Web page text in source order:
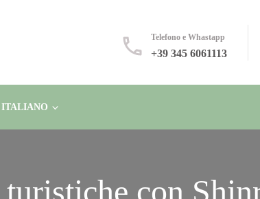
Telefono e Whastapp
+39 345 6061113
ITALIANO
con